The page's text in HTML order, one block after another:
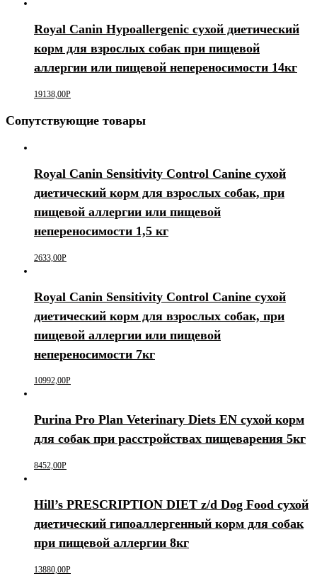
Royal Canin Hypoallergenic сухой диетический
корм для взрослых собак при пищевой
аллергии или пищевой непереносимости 14кг
19138,00Р
Сопутствующие товары
Royal Canin Sensitivity Control Canine сухой
диетический корм для взрослых собак, при
пищевой аллергии или пищевой
непереносимости 1,5 кг
2633,00Р
Royal Canin Sensitivity Control Canine сухой
диетический корм для взрослых собак, при
пищевой аллергии или пищевой
непереносимости 7кг
10992,00Р
Purina Pro Plan Veterinary Diets EN сухой корм
для собак при расстройствах пищеварения 5кг
8452,00Р
Hill’s PRESCRIPTION DIET z/d Dog Food сухой
диетический гипоаллергенный корм для собак
при пищевой аллергии 8кг
13880,00Р